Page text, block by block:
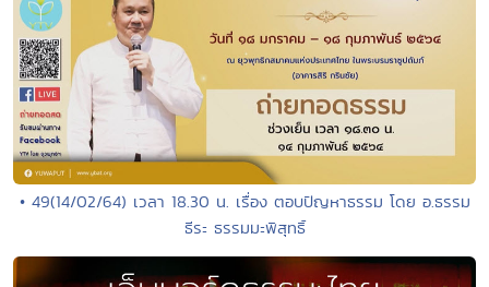
• 49(14/02/64) เวลา 18.30 น. เรื่อง ตอบปัญหาธรรม โดย อ.ธรรม
ธีระ ธรรมมะพิสุทธิ์